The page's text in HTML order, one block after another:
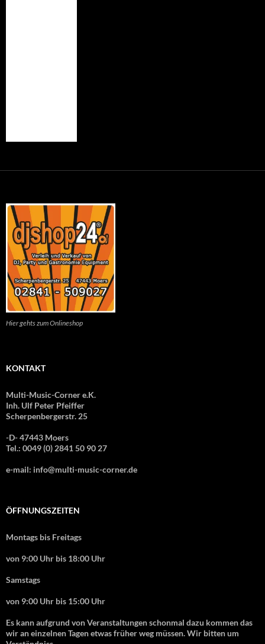
Hier gehts zum Onlineshop
KONTAKT
Multi-Music-Corner e.K.
Inh. Ulf Peter Pfeiffer
Scherpenbergerstr. 25
-D- 47443 Moers
Tel.: 0049 (0) 2841 50 90 27
e-mail: info@multi-music-corner.de
ÖFFNUNGSZEITEN
Montags bis Freitags
von 9:00 Uhr bis 18:00 Uhr
Samstags
von 9:00 Uhr bis 15:00 Uhr
Es kann aufgrund von Veranstaltungen schonmal dazu kommen das
wir an einzelnen Tagen etwas früher weg müssen. Wir bitten um